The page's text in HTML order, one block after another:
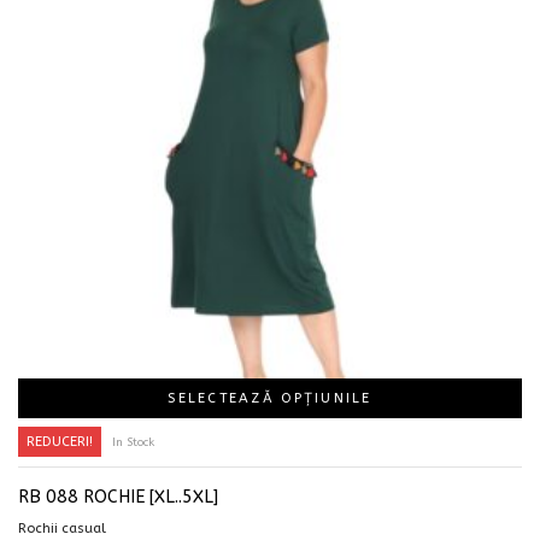
SELECTEAZĂ OPȚIUNILE
REDUCERI! In Stock
RB 088 ROCHIE [XL..5XL]
Rochii casual